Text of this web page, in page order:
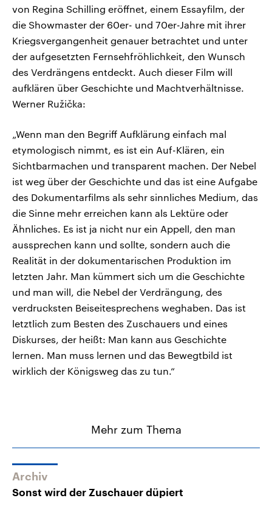
von Regina Schilling eröffnet, einem Essayfilm, der
die Showmaster der 60er- und 70er-Jahre mit ihrer
Kriegsvergangenheit genauer betrachtet und unter
der aufgesetzten Fernsehfröhlichkeit, den Wunsch
des Verdrängens entdeckt. Auch dieser Film will
aufklären über Geschichte und Machtverhältnisse.
Werner Ružička:
„Wenn man den Begriff Aufklärung einfach mal
etymologisch nimmt, es ist ein Auf-Klären, ein
Sichtbarmachen und transparent machen. Der Nebel
ist weg über der Geschichte und das ist eine Aufgabe
des Dokumentarfilms als sehr sinnliches Medium, das
die Sinne mehr erreichen kann als Lektüre oder
Ähnliches. Es ist ja nicht nur ein Appell, den man
aussprechen kann und sollte, sondern auch die
Realität in der dokumentarischen Produktion im
letzten Jahr. Man kümmert sich um die Geschichte
und man will, die Nebel der Verdrängung, des
verdrucksten Beiseitesprechens weghaben. Das ist
letztlich zum Besten des Zuschauers und eines
Diskurses, der heißt: Man kann aus Geschichte
lernen. Man muss lernen und das Bewegtbild ist
wirklich der Königsweg das zu tun.“
Mehr zum Thema
Archiv
Sonst wird der Zuschauer düpiert